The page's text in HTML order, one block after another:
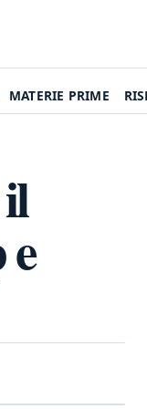
MATERIE PRIME